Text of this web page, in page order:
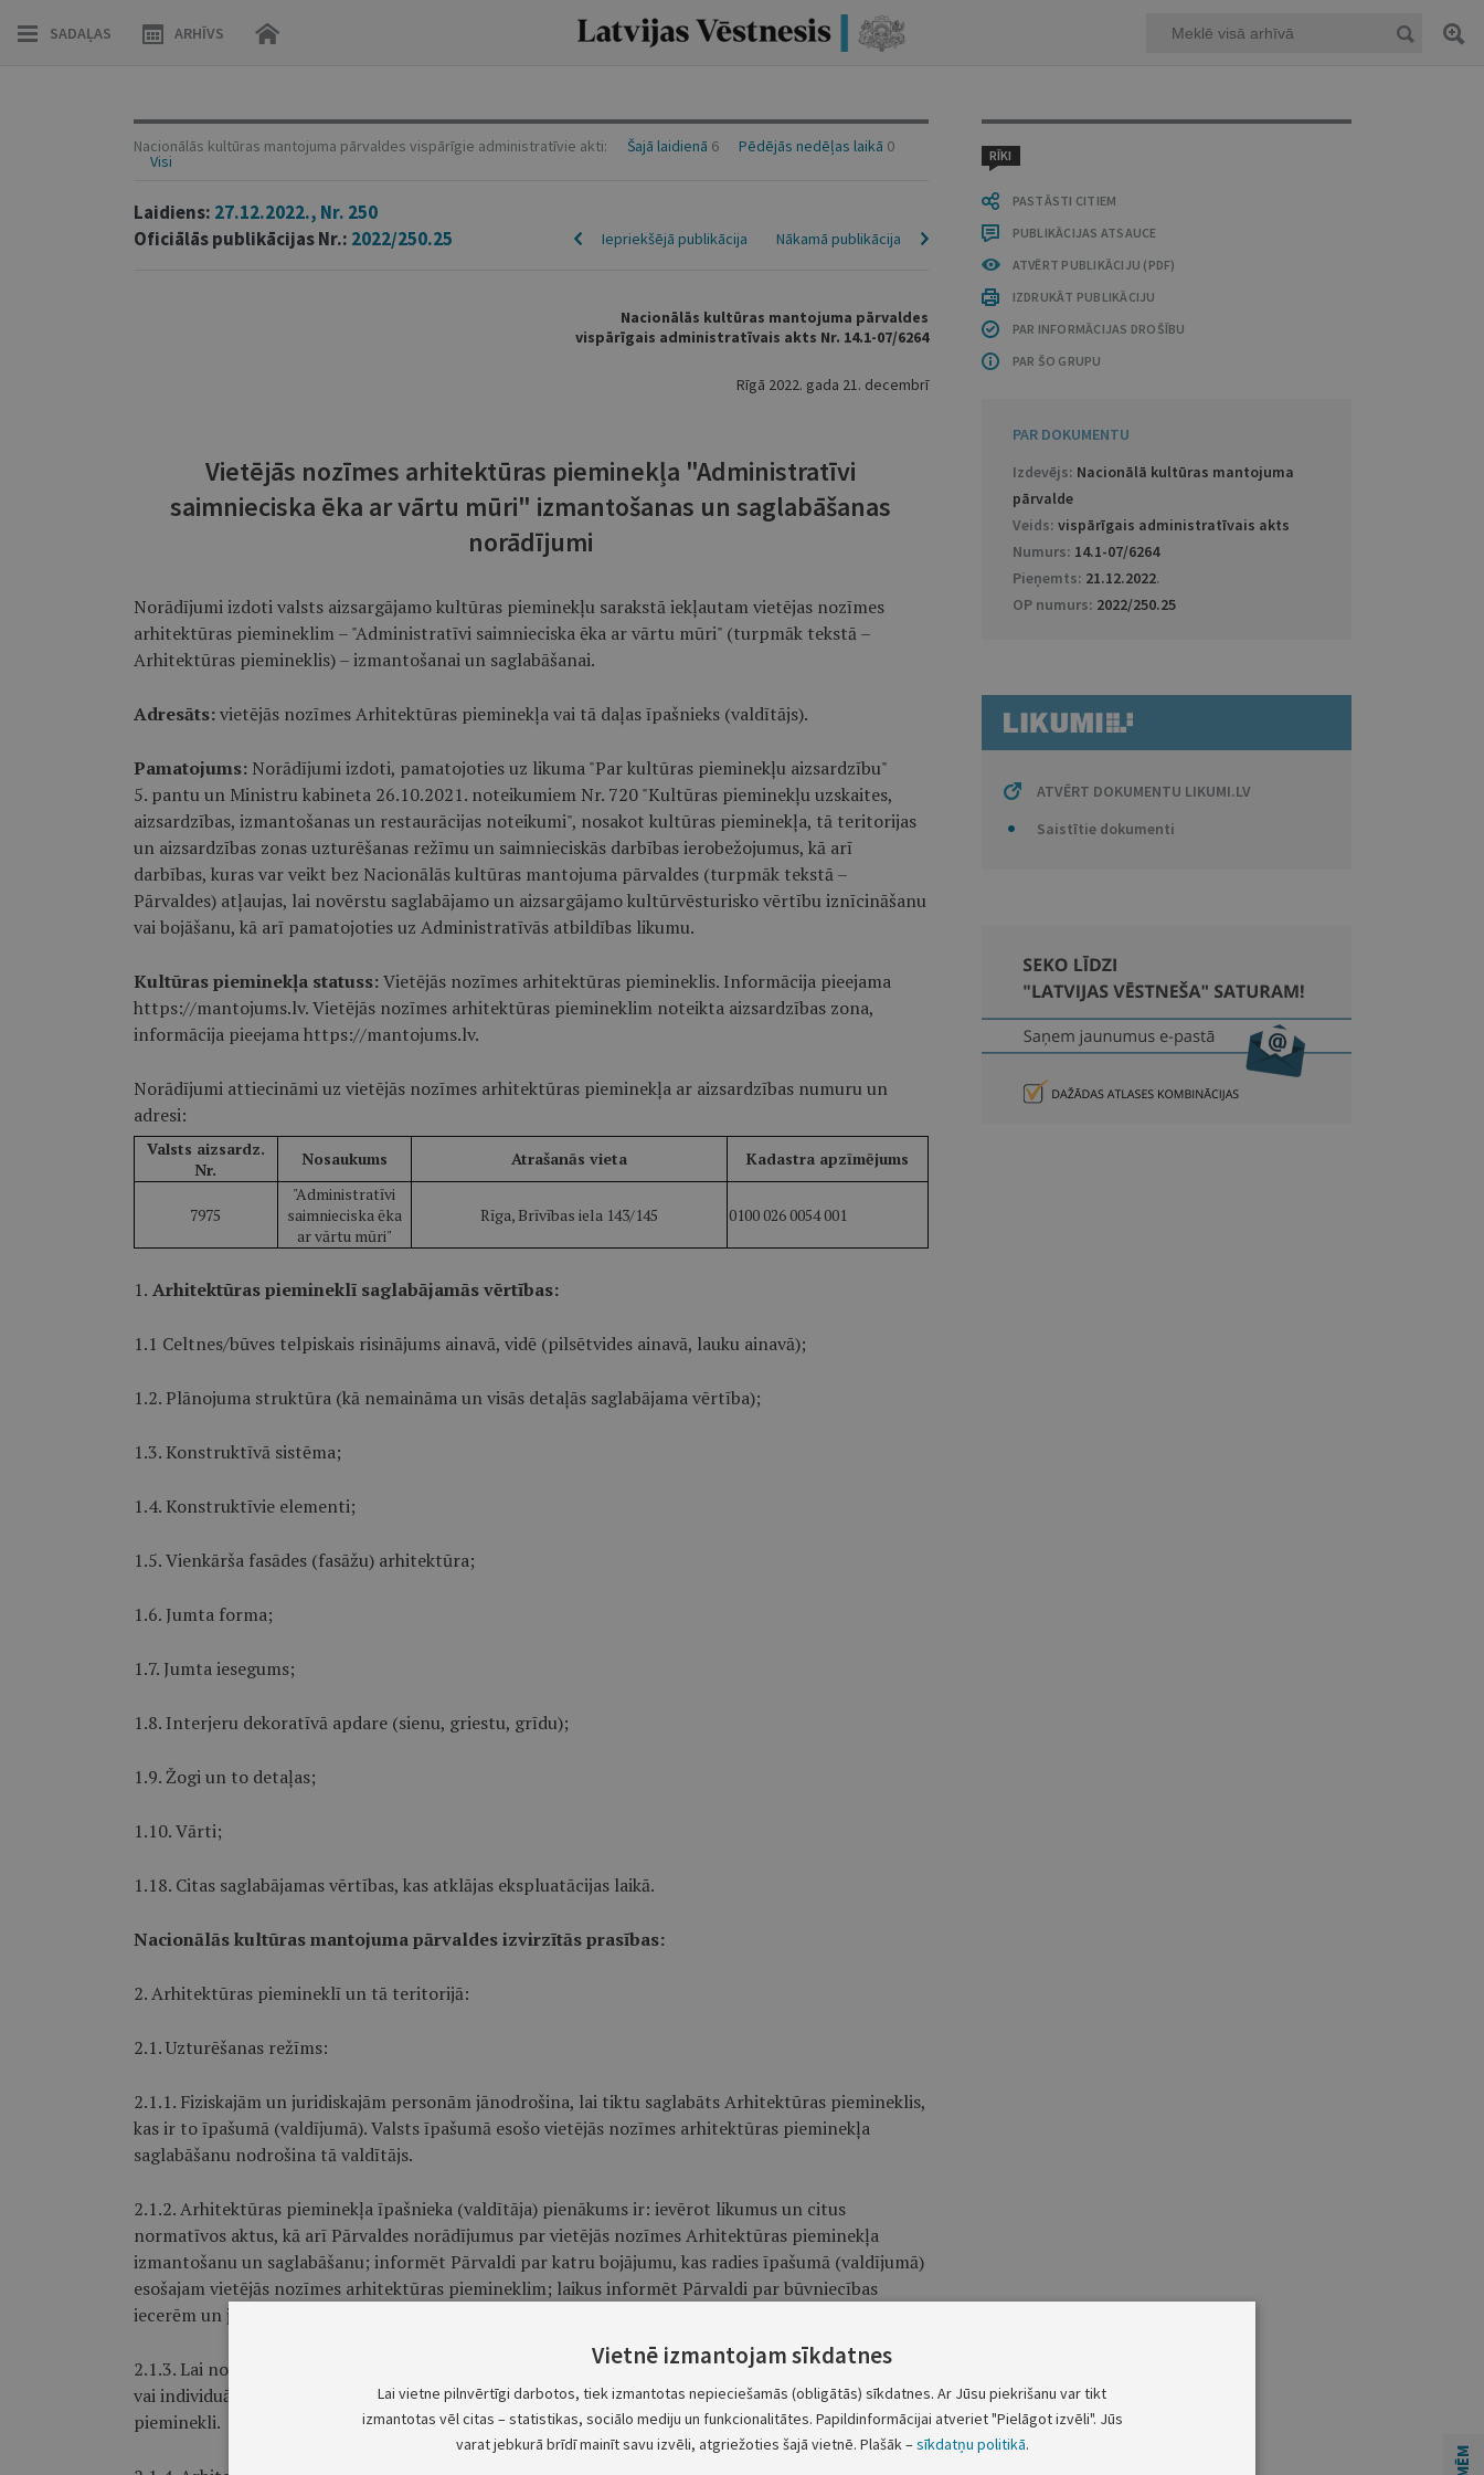
SADAĻAS ARHĪVS
RĪKI
PASTĀSTI CITIEM
PUBLIKĀCIJAS ATSAUCE
ATVĒRT PUBLIKĀCIJU (PDF)
IZDRUKĀT PUBLIKĀCIJU
PAR INFORMĀCIJAS DROŠĪBU
PAR ŠO GRUPU
PAR DOKUMENTU
Izdevējs: Nacionālā kultūras mantojuma
pārvalde
Veids: vispārīgais administratīvais akts
Numurs: 14.1-07/6264
Pieņemts: 21.12.2022.
OP numurs: 2022/250.25
ATVĒRT DOKUMENTU LIKUMI.LV
Saistītie dokumenti
Nacionālās kultūras mantojuma pārvaldes vispārīgie administratīvie akti: Šajā laidienā 6 Pēdējās nedēļas laikā 0
Visi
Laidiens: 27.12.2022., Nr. 250
Oficiālās publikācijas Nr.: 2022/250.25 Nākamā publikācija
Iepriekšējā publikācija
Nacionālās kultūras mantojuma pārvaldes
vispārīgais administratīvais akts Nr. 14.1-07/6264
Rīgā 2022. gada 21. decembrī
Vietējās nozīmes arhitektūras pieminekļa "Administratīvi
saimnieciska ēka ar vārtu mūri" izmantošanas un saglabāšanas
norādījumi
Norādījumi izdoti valsts aizsargājamo kultūras pieminekļu sarakstā iekļautam vietējas nozīmes
arhitektūras piemineklim – "Administratīvi saimnieciska ēka ar vārtu mūri" (turpmāk tekstā –
Arhitektūras piemineklis) – izmantošanai un saglabāšanai.
Adresāts:vietējās nozīmes Arhitektūras pieminekļa vai tā daļas īpašnieks (valdītājs).
Pamatojums:Norādījumi izdoti, pamatojoties uz likuma "Par kultūras pieminekļu aizsardzību"
5. pantu un Ministru kabineta 26.10.2021. noteikumiem Nr. 720 "Kultūras pieminekļu uzskaites,
aizsardzības, izmantošanas un restaurācijas noteikumi", nosakot kultūras pieminekļa, tā teritorijas
un aizsardzības zonas uzturēšanas režīmu un saimnieciskās darbības ierobežojumus, kā arī
darbības, kuras var veikt bez Nacionālās kultūras mantojuma pārvaldes (turpmāk tekstā –
Pārvaldes) atļaujas, lai novērstu saglabājamo un aizsargājamo kultūrvēsturisko vērtību iznīcināšanu
vai bojāšanu, kā arī pamatojoties uz Administratīvās atbildības likumu.
Kultūras pieminekļa statuss:Vietējās nozīmes arhitektūras piemineklis. Informācija pieejama
https://mantojums.lv. Vietējās nozīmes arhitektūras piemineklim noteikta aizsardzības zona,
informācija pieejama https://mantojums.lv.
Norādījumi attiecināmi uz vietējās nozīmes arhitektūras pieminekļa ar aizsardzības numuru un
adresi:
Valsts aizsardz.
Nr.
Nosaukums Atrašanās vieta Kadastra apzīmējums
7975
"Administratīvi
saimnieciska ēka
ar vārtu mūri"
Rīga, Brīvības iela 143/145 0100 026 0054 001
1. Arhitektūras piemineklī saglabājamās vērtības:
1.1 Celtnes/būves telpiskais risinājums ainavā, vidē (pilsētvides ainavā, lauku ainavā);
1.2. Plānojuma struktūra (kā nemaināma un visās detaļās saglabājama vērtība);
1.3. Konstruktīvā sistēma;
1.4. Konstruktīvie elementi;
1.5. Vienkārša fasādes (fasāžu) arhitektūra;
1.6. Jumta forma;
1.7. Jumta iesegums;
1.8. Interjeru dekoratīvā apdare (sienu, griestu, grīdu);
1.9. Žogi un to detaļas;
1.10. Vārti;
1.18. Citas saglabājamas vērtības, kas atklājas ekspluatācijas laikā.
Nacionālās kultūras mantojuma pārvaldes izvirzītās prasības:
2. Arhitektūras piemineklī un tā teritorijā:
2.1. Uzturēšanas režīms:
2.1.1. Fiziskajām un juridiskajām personām jānodrošina, lai tiktu saglabāts Arhitektūras piemineklis,
kas ir to īpašumā (valdījumā). Valsts īpašumā esošo vietējās nozīmes arhitektūras pieminekļa
saglabāšanu nodrošina tā valdītājs.
2.1.2. Arhitektūras pieminekļa īpašnieka (valdītāja) pienākums ir: ievērot likumus un citus
normatīvos aktus, kā arī Pārvaldes norādījumus par vietējās nozīmes Arhitektūras pieminekļa
izmantošanu un saglabāšanu; informēt Pārvaldi par katru bojājumu, kas radies īpašumā (valdījumā)
esošajam vietējās nozīmes arhitektūras piemineklim; laikus informēt Pārvaldi par būvniecības
iecerēm un jebkuru saimniecisko darbību, kas pārveido vietējās nozīmes Arhitektūras pieminekli.
2.1.3. Lai nodrošinātu Arhitektūras pieminekļa aizsardzību ir noteikta aizsardzības zona 100 metru
vai individuāla aizsardzības zona (skatīt https://mantojums.lv) ap vietējās nozīmes arhitektūras
pieminekli.
Vietnē izmantojam sīkdatnes
Lai vietne pilnvērtīgi darbotos, tiek izmantotas nepieciešamās (obligātās) sīkdatnes. Ar Jūsu piekrišanu var tikt
izmantotas vēl citas – statistikas, sociālo mediju un funkcionalitātes. Papildinformācijai atveriet "Pielāgot izvēli". Jūs
varat jebkurā brīdī mainīt savu izvēli, atgriežoties šajā vietnē. Plašāk –sīkdatņu politikā.